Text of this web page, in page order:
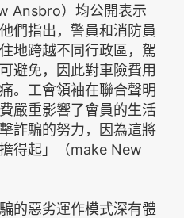
Ansbro）均公開表示
們指出，警員和消防員
地跨越不同行政區，駕
避免，因此對車險費用
。工會領袖在聯合聲明
嚴重影響了會員的生活
詐騙的努力，因為這將
得起」（make New
的惡劣運作模式深有體